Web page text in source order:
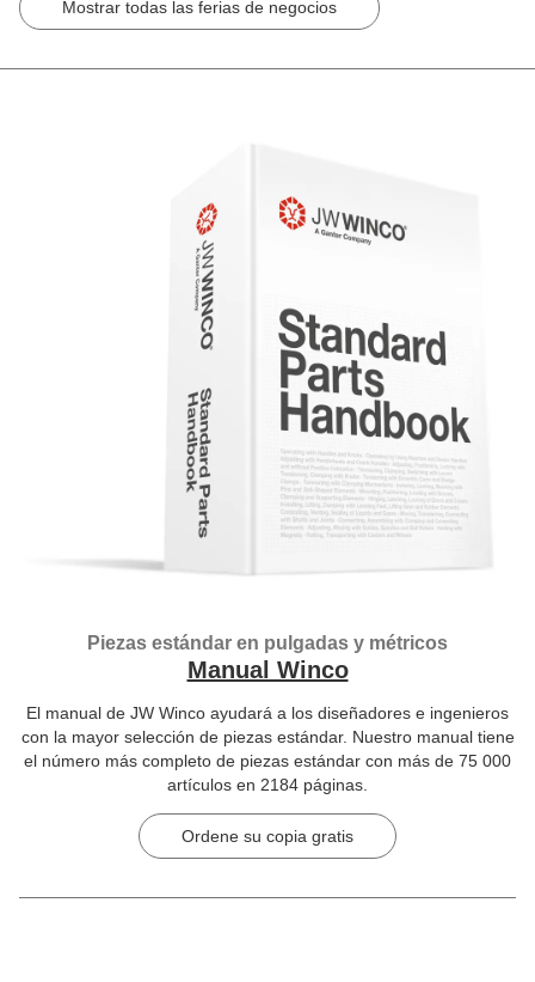
Mostrar todas las ferias de negocios
Piezas estándar en pulgadas y métricos
Manual Winco
El manual de JW Winco ayudará a los diseñadores e ingenieros
con la mayor selección de piezas estándar. Nuestro manual tiene
el número más completo de piezas estándar con más de 75 000
artículos en 2184 páginas.
Ordene su copia gratis